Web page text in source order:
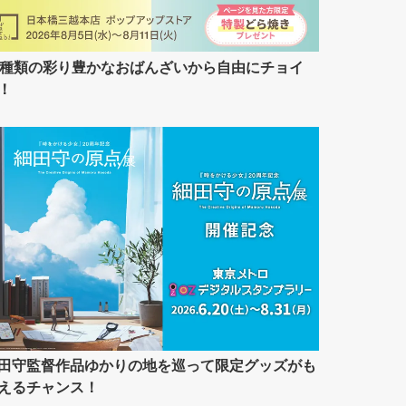
類の彩り豊かなおばんざいから自由にチョイ
守監督作品ゆかりの地を巡って限定グッズがも
るチャンス！